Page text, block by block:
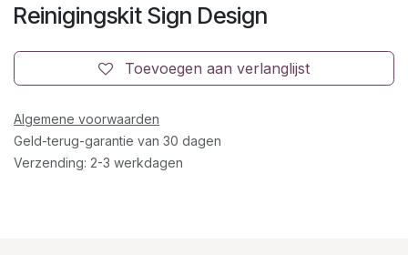
Reinigingskit Sign Design
Toevoegen aan verlanglijst
Algemene voorwaarden
Geld-terug-garantie van 30 dagen
Verzending: 2-3 werkdagen